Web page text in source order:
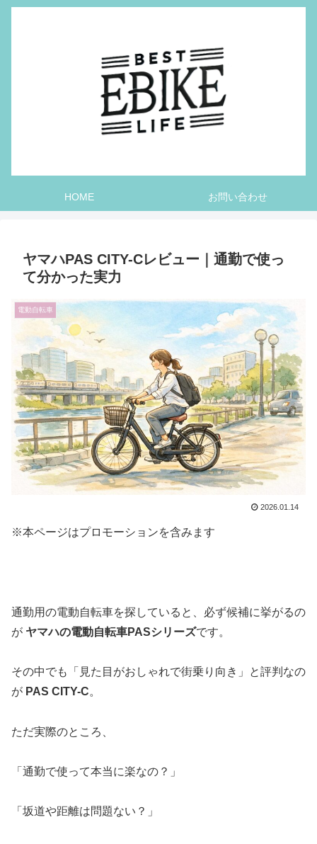
HOME お問い合わせ
ヤマハPAS CITY-Cレビュー｜通勤で使っ
て分かった実力
電動自転車
2026.01.14
※本ページはプロモーションを含みます
通勤用の電動自転車を探していると、必ず候補に挙がるの
が ヤマハの電動自転車PASシリーズです。
その中でも「見た目がおしゃれで街乗り向き」と評判なの
が PAS CITY-C。
ただ実際のところ、
「通勤で使って本当に楽なの？」
「坂道や距離は問題ない？」